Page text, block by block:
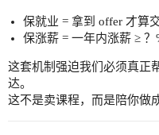
保就业 = 拿到 offer 才算
保涨薪 = 一年内涨薪 ≥
这套机制强迫我们必须真正
达。
这不是卖课程，而是陪你做